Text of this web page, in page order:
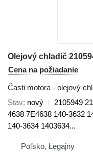
Cena na požiadanie
Časti motora - olejový
Stav nový
2105949
4638 7E4638 140-3632
140-3634 1403634...
Poľsko, Łęgajny